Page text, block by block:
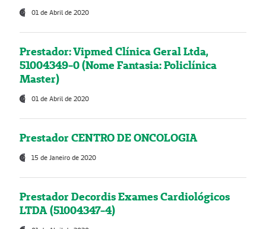
01 de Abril de 2020
Prestador: Vipmed Clínica Geral Ltda,
51004349-0 (Nome Fantasia: Policlínica
Master)
01 de Abril de 2020
Prestador CENTRO DE ONCOLOGIA
15 de Janeiro de 2020
Prestador Decordis Exames Cardiológicos
LTDA (51004347-4)